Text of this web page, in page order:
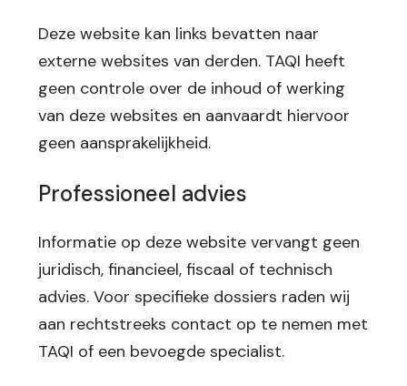
Deze website kan links bevatten naar
externe websites van derden. TAQI heeft
geen controle over de inhoud of werking
van deze websites en aanvaardt hiervoor
geen aansprakelijkheid.
Professioneel advies
Informatie op deze website vervangt geen
juridisch, financieel, fiscaal of technisch
advies. Voor specifieke dossiers raden wij
aan rechtstreeks contact op te nemen met
TAQI of een bevoegde specialist.